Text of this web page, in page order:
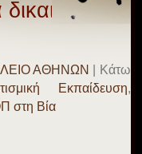
ΑΘΗΝΩΝ
| Κάτω
Εκπαίδευση,
στη Βία